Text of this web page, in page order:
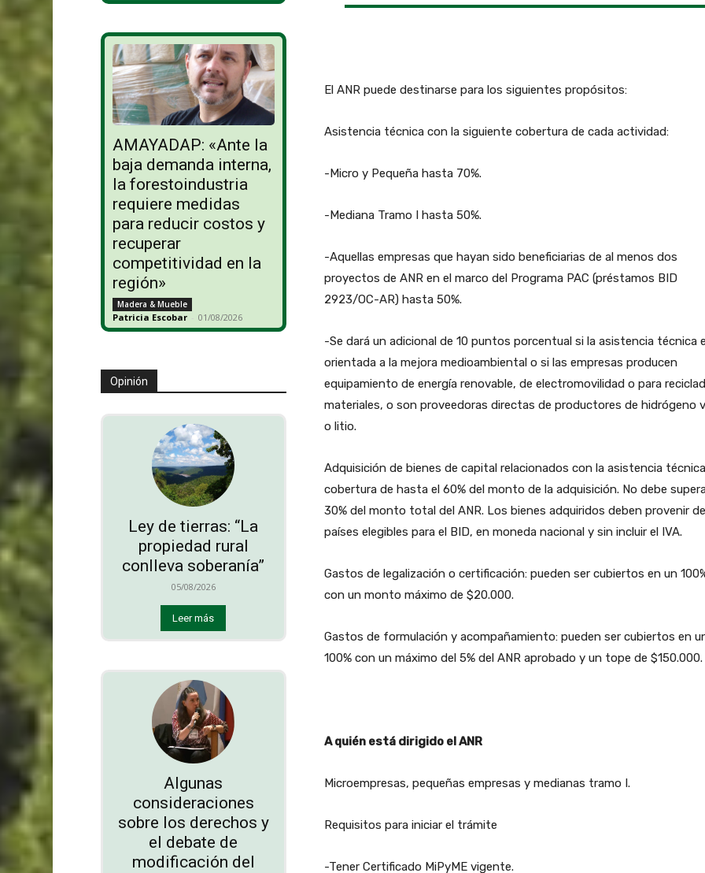
AMAYADAP: «Ante la
baja demanda interna,
la forestoindustria
requiere medidas
para reducir costos y
recuperar
competitividad en la
región»
Madera & Mueble
Patricia Escobar - 01/08/2026
Opinión
Ley de tierras: “La
propiedad rural
conlleva soberanía”
05/08/2026
Leer más
Algunas
consideraciones
sobre los derechos y
el debate de
modificación del
El ANR puede destinarse para los siguientes propósitos:
Asistencia técnica con la siguiente cobertura de cada actividad:
-Micro y Pequeña hasta 70%.
-Mediana Tramo I hasta 50%.
-Aquellas empresas que hayan sido beneficiarias de al menos dos
proyectos de ANR en el marco del Programa PAC (préstamos BID
2923/OC-AR) hasta 50%.
-Se dará un adicional de 10 puntos porcentual si la asistencia técnica
orientada a la mejora medioambiental o si las empresas producen
equipamiento de energía renovable, de electromovilidad o para
materiales, o son proveedoras directas de productores de hidrógeno
o litio.
Adquisición de bienes de capital relacionados con la asistencia
cobertura de hasta el 60% del monto de la adquisición. No debe
30% del monto total del ANR. Los bienes adquiridos deben provenir de
países elegibles para el BID, en moneda nacional y sin incluir el IVA.
Gastos de legalización o certificación: pueden ser cubiertos en un
con un monto máximo de $20.000.
Gastos de formulación y acompañamiento: pueden ser cubiertos en
100% con un máximo del 5% del ANR aprobado y un tope de $150.000.
A quién está dirigido el ANR
Microempresas, pequeñas empresas y medianas tramo I.
Requisitos para iniciar el trámite
-Tener Certificado MiPyME vigente.